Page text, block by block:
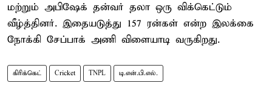
மற்றும் அபிஷேக் தன்வர் தலா ஒரு விக்கெட்டும்
வீழ்த்தினர். இதையடுத்து 157 ரன்கள் என்ற இலக்கை
நோக்கி சேப்பாக் அணி விளையாடி வருகிறது.
கிரிக்கெட் Cricket TNPL டி.என்.பி.எல்.